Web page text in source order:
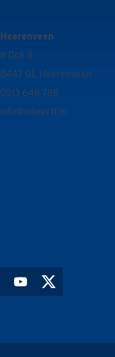
Heerenveen
it Dok 8
8447 GL Heerenveen
0513 648 788
info@vdwerff.nl